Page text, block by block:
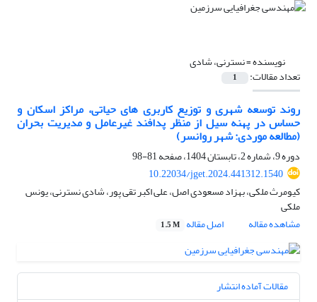
نویسنده =نسترنی، شادی
تعداد مقالات: 1
روند توسعه شهری و توزیع کاربری های حیاتی، مراکز اسکان و
حساس در پهنه سیل از منظر پدافند غیرعامل و مدیریت بحران
(مطالعه موردی: شهر روانسر)
دوره 9، شماره 2، تابستان 1404، صفحه
81-98
10.22034/jget.2024.441312.1540
کیومرث ملکی، بهزاد مسعودی اصل، علی اکبر تقی پور، شادی نسترنی، یونس
ملکی
مشاهده مقاله
اصل مقاله 1.5 M
مقالات آماده انتشار